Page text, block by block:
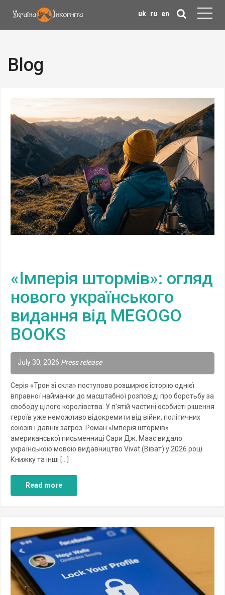
uk ru en
Blog
«Імперія штормів»: огляд
нового українського
видання від MEGOGO
BOOKS
July 30, 2026 Press release
Серія «Трон зі скла» поступово розширює історію однієї
вправної найманки до масштабної розповіді про боротьбу за
свободу цілого королівства. У п’ятій частині особисті рішення
героїв уже неможливо відокремити від війни, політичних
союзів і давніх загроз. Роман «Імперія штормів»
американської письменниці Сари Дж. Маас видало
українською мовою видавництво Vivat (Віват) у 2026 році.
Книжку та інші […]
Read more